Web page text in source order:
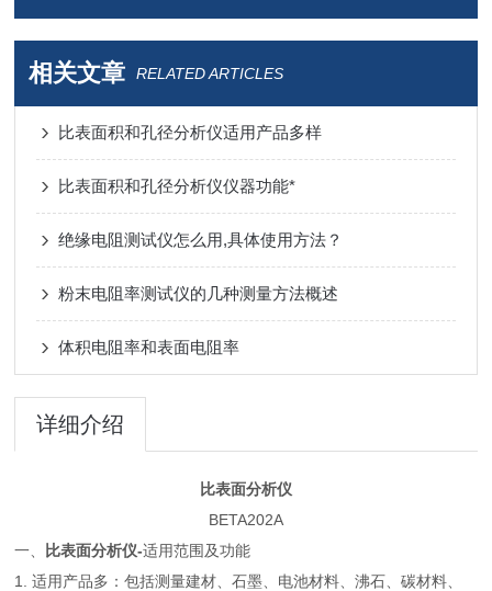
相关文章 RELATED ARTICLES
比表面积和孔径分析仪适用产品多样
比表面积和孔径分析仪仪器功能*
绝缘电阻测试仪怎么用,具体使用方法？
粉末电阻率测试仪的几种测量方法概述
体积电阻率和表面电阻率
详细介绍
比表面分析仪
BETA202A
一、
比表面分析仪-适用范围及功能
1. 适用产品多：包括测量建材、石墨、电池材料、沸石、碳材料、